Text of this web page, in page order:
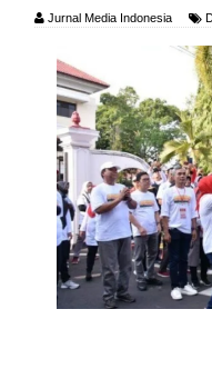
Jurnal Media Indonesia